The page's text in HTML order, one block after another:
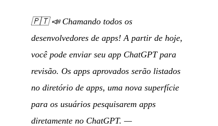
🇵🇹📣 Chamando todos os
desenvolvedores de apps! A partir de hoje,
você pode enviar seu app ChatGPT para
revisão. Os apps aprovados serão listados
no diretório de apps, uma nova superfície
para os usuários pesquisarem apps
diretamente no ChatGPT. —